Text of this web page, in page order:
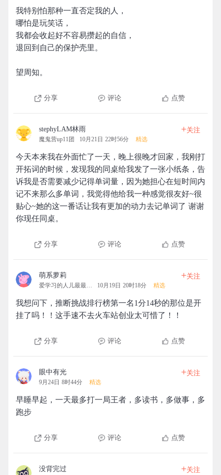
我特别怕那种一直否定我的人，
哪怕是玩笑话，
我都会收起好不容易攒起的自信，
退回到自己的保护壳里。
望周知。
分享 评论 点赞
stephyLAM林雨
魔鬼营up11团 10月21日 22时56分 精选
+关注
今天本来我在外面忙了一天，晚上很晚才回家，我刚打
开拓词的时候，发现我的同桌给我发了一张小纸条，告
诉我是否需要减少记得单词量，因为她担心在短时间内
记不来那么多单词，我觉得他给我一种感觉很友好~很
贴心~她的这一番话让我有更加的动力去记单词了 谢谢
你现任同桌。
分享 评论 点赞
萌系萝莉
爱学习的人儿最最可爱 10月19日 20时18分 精选
+关注
我想问下，推断挑战排行榜第一名1分14秒的那位是开
挂了吗！！这手速不去火车站创业太可惜了！！
分享 评论 点赞
眼中有光
9月24日 8时44分 精选
+关注
早睡早起，一天最多打一局王者，多读书，多做事，多
跑步
分享 评论 点赞
没背完过 +关注